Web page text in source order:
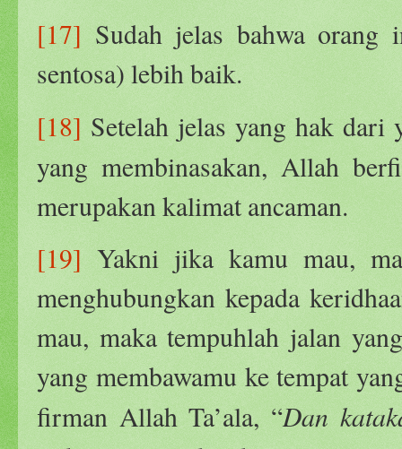
[17] Sudah jelas bahwa orang
sentosa) lebih baik.
[18] Setelah jelas yang hak dari
yang membinasakan, Allah
merupakan kalimat ancaman.
[19] Yakni jika kamu mau,
menghubungkan kepada
mau, maka tempuhlah jalan
yang membawamu ke tempat
firman Allah Ta’ala, “Dan